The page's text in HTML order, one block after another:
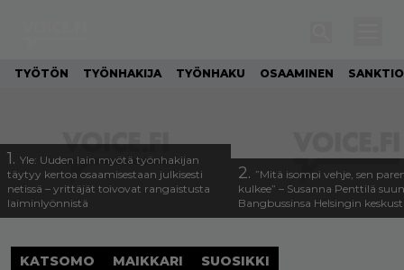
TYÖTÖN TYÖNHAKIJA TYÖNHAKU OSAAMINEN SANKTIO
1. Yle: Uuden lain myötä työnhakijan
täytyy kertoa osaamisestaan julkisesti
netissä – yrittäjät toivovat rangaistusta
laiminlyönnistä
2. ”Mitä isompi vehje, sen
kulkee” – Susanna Penttilä
Bangbussinsa Helsingin
KATSOMO MAIKKARI SUOSIKKI